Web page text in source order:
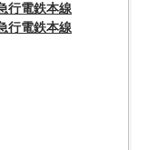
行電鉄本線
行電鉄本線